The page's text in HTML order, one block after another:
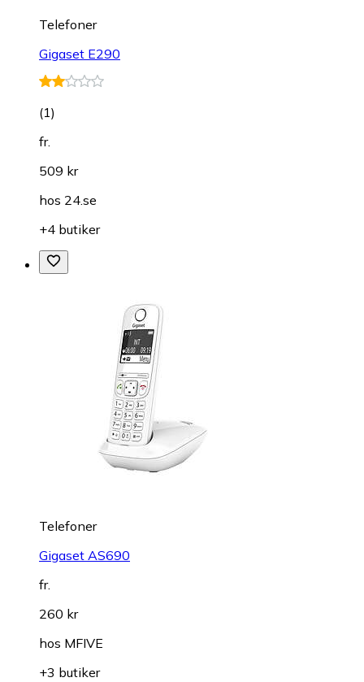
Telefoner
Gigaset E290
(1)
fr.
509 kr
hos 24.se
+4 butiker
Telefoner
Gigaset AS690
fr.
260 kr
hos MFIVE
+3 butiker